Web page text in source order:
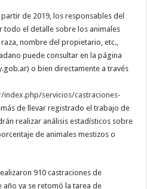
de 2019, los responsables del
todo el detalle sobre los animales
nombre del propietario, etc.,
puede consultar en la página
o bien directamente a través
servicios/castraciones-
de llevar registrado el trabajo de
realizar análisis estadísticos sobre
de animales mestizos o
910 castraciones de
año ya se retomó la tarea de